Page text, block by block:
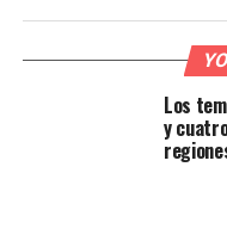
Los
y